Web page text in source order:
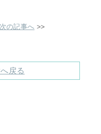
次の記事へ >>
戻る